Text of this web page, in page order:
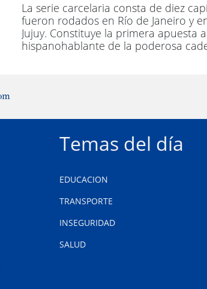
La serie carcelaria consta de diez
fueron rodados en Río de Janeiro y
Jujuy. Constituye la primera apuesta
hispanohablante de la poderosa
Temas del día
EDUCACION
TRANSPORTE
INSEGURIDAD
SALUD